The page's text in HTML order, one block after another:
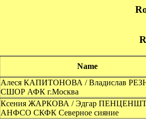
Name
Алеся КАПИТОНОВА / Владислав
СШОР АФК г.Москва
Ксения ЖАРКОВА / Эдгар
АНФСО СКФК Северное сияние